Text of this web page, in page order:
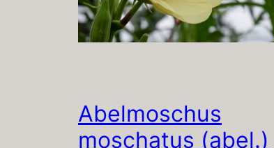
Abelmoschus
moschatus (abel.)